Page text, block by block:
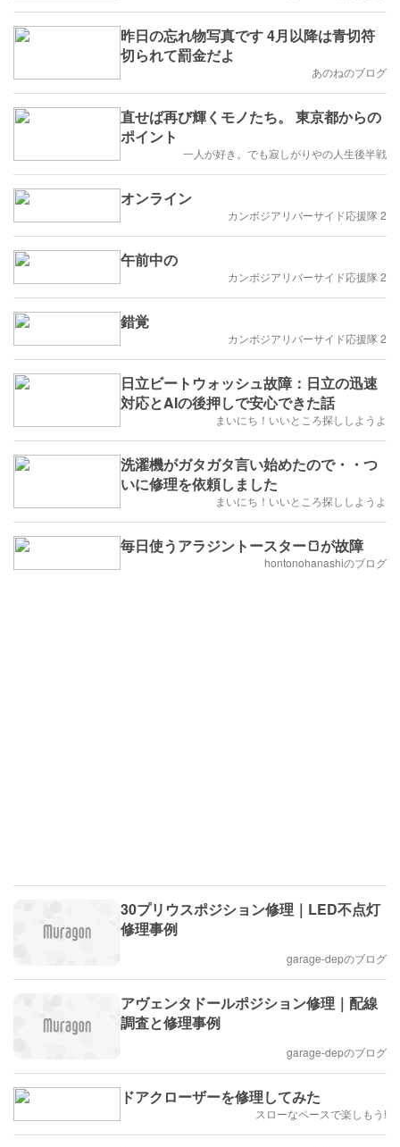
昨日の忘れ物写真です 4月以降は青切符
切られて罰金だよ
あのねのブログ
直せば再び輝くモノたち。 東京都からの
ポイント
一人が好き。でも寂しがりやの人生後半戦
オンライン
カンボジアリバーサイド応援隊 2
午前中の
カンボジアリバーサイド応援隊 2
錯覚
カンボジアリバーサイド応援隊 2
日立ビートウォッシュ故障：日立の迅速
対応とAIの後押しで安心できた話
まいにち！いいところ探ししようよ
洗濯機がガタガタ言い始めたので・・つ
いに修理を依頼しました
まいにち！いいところ探ししようよ
毎日使うアラジントースター🍞が故障
hontonohanashiのブログ
30プリウスポジション修理｜LED不点灯
修理事例
garage-depのブログ
アヴェンタドールポジション修理｜配線
調査と修理事例
garage-depのブログ
ドアクローザーを修理してみた
スローなペースで楽しもう!